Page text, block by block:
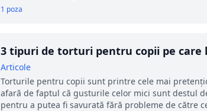
1 poza
3 tipuri de torturi pentru copii pe care
Articole
Torturile pentru copii sunt printre cele mai
afară de faptul că gusturile celor mici sunt destul
pentru a putea fi savurată fără probleme de către